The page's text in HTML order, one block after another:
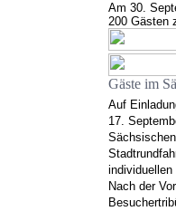
Am 30.
200 Gästen
Gäste im
Auf
17.
Nach der